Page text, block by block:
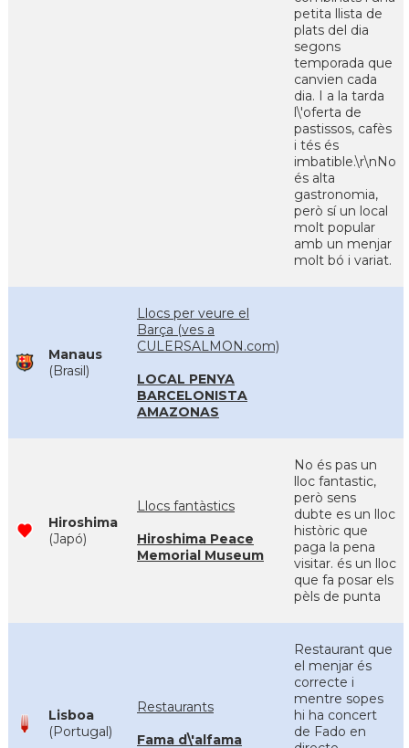
petita llista de
plats del dia
segons
temporada que
canvien cada
dia. I a la tarda
l\'oferta de
pastissos, cafès
i tés és
imbatible.\r\nNo
és alta
gastronomia,
però sí un local
molt popular
amb un menjar
molt bó i variat.
Manaus
(Brasil)
Llocs per veure el
Barça (ves a
CULERSALMON.com)
LOCAL PENYA
BARCELONISTA
AMAZONAS
Hiroshima
(Japó)
Llocs fantàstics
Hiroshima Peace
Memorial Museum
No és pas un
lloc fantastic,
però sens
dubte es un lloc
històric que
paga la pena
visitar. és un lloc
que fa posar els
pèls de punta
Lisboa
(Portugal)
Restaurants
Fama d\'alfama
Restaurant que
el menjar és
correcte i
mentre sopes
hi ha concert
de Fado en